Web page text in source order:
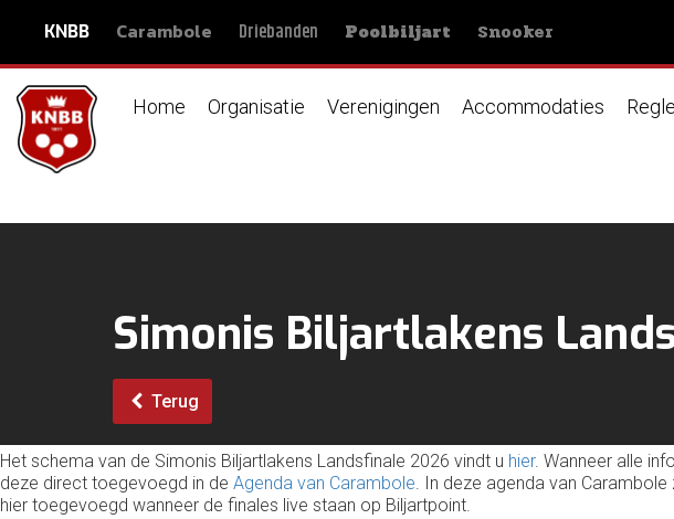
KNBB Carambole Driebanden Poolbiljart Snooker
Home Organisatie Verenigingen Accommodaties
Simonis Biljartlakens
Terug
Het schema van de Simonis Biljartlakens Landsfinale 2026 vindt u hier. Wanneer alle
deze direct toegevoegd in de Agenda van Carambole. In deze agenda van
hier toegevoegd wanneer de finales live staan op Biljartpoint.